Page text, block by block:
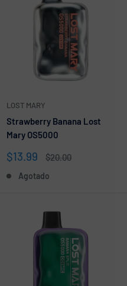
LOST MARY
Strawberry Banana Lost
Mary OS5000
Precio
venta
$13.99
Precio
$20.00
Agotado